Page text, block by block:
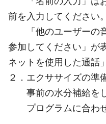
前を入力してください。
「他のユーザーの音
参加してください」が
ネットを使用した通話
２．エクササイズの準
事前の水分補給をし
プログラムに合わ